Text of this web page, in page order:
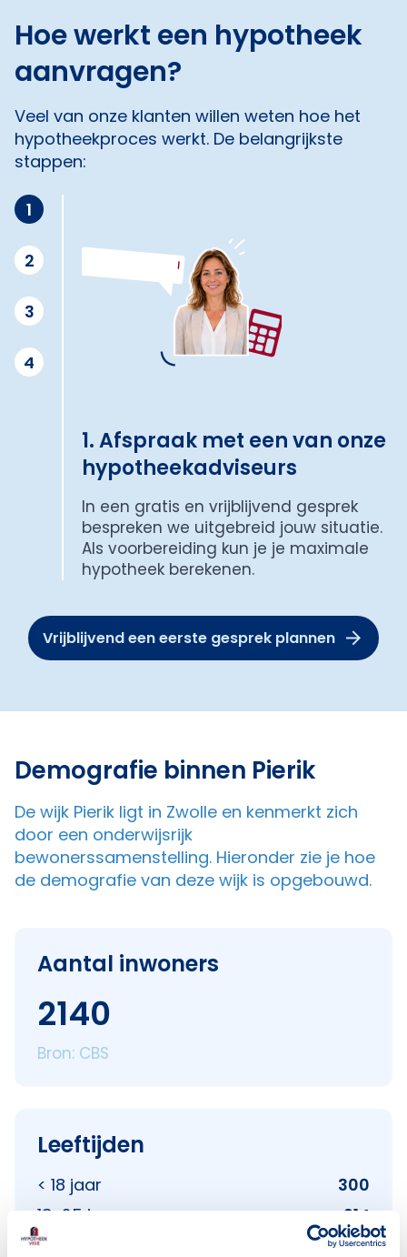
Hoe werkt een hypotheek
aanvragen?
Veel van onze klanten willen weten hoe het
hypotheekproces werkt. De belangrijkste
stappen:
1
2
3
4
1. Afspraak met een van onze
hypotheekadviseurs
In een gratis en vrijblijvend gesprek
bespreken we uitgebreid jouw situatie.
Als voorbereiding kun je je maximale
hypotheek berekenen.
Vrijblijvend een eerste gesprek plannen
Demografie binnen Pierik
De wijk Pierik ligt in Zwolle en kenmerkt zich
door een onderwijsrijk
bewonerssamenstelling. Hieronder zie je hoe
de demografie van deze wijk is opgebouwd.
Aantal inwoners
2140
Bron: CBS
Leeftijden
< 18 jaar
300
18–25 jaar
214
25–45 jaar
749